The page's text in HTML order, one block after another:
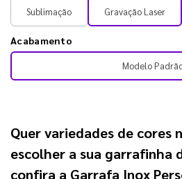
Sublimação Gravação Laser
Acabamento
Modelo
Quer variedades de cores
escolher a sua garrafinha
confira a Garrafa Inox